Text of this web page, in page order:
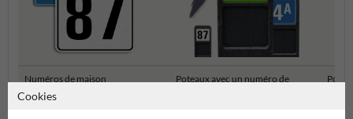
Numéros de maison
Personnalisés
Poteaux avec un numéro de
Cookies